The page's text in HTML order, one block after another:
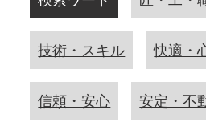
技術・スキル 快適・
信頼・安心 安定・不